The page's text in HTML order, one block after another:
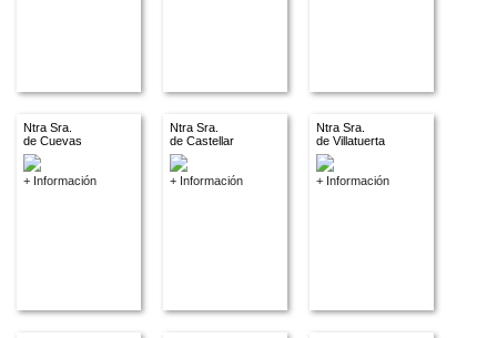
Ntra Sra.
de Cuevas
+ Información
Ntra Sra.
de Castellar
+ Información
Ntra Sra.
de Villatuerta
+ Información